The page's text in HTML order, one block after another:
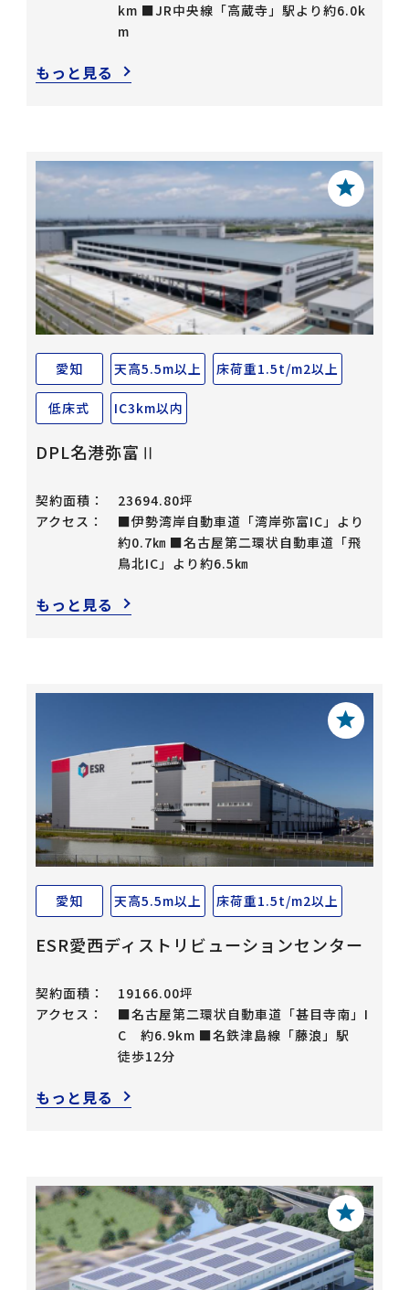
km ■JR中央線「高蔵寺」駅より約6.0k
m
もっと見る
愛知 天高5.5m以上 床荷重1.5t/m2以上
低床式 IC3km以内
DPL名港弥富Ⅱ
契約面積：
23694.80坪
アクセス：
■伊勢湾岸自動車道「湾岸弥富IC」より
約0.7㎞ ■名古屋第二環状自動車道「飛
鳥北IC」より約6.5㎞
もっと見る
愛知 天高5.5m以上 床荷重1.5t/m2以上
ESR愛西ディストリビューションセンター
契約面積：
19166.00坪
アクセス：
■名古屋第二環状自動車道「甚目寺南」I
C 約6.9km ■名鉄津島線「藤浪」駅
徒歩12分
もっと見る